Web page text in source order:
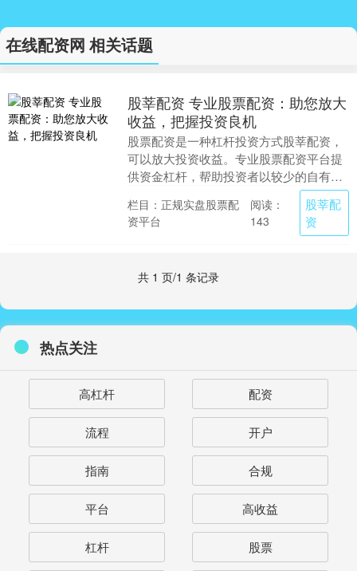
在线配资网 相关话题
股莘配资 专业股票配资：助您放大
收益，把握投资良机
股票配资是一种杠杆投资方式股莘配资，
可以放大投资收益。专业股票配资平台提
供资金杠杆，帮助投资者以较少的自有资
金撬动更大的资金，从而获得更高的收
益。 网上配资炒股....
栏目：正规实盘股票配
资平台
阅读：
143
股莘配
资
共 1 页/1 条记录
热点关注
高杠杆 配资
流程 开户
指南 合规
平台 高收益
杠杆 股票